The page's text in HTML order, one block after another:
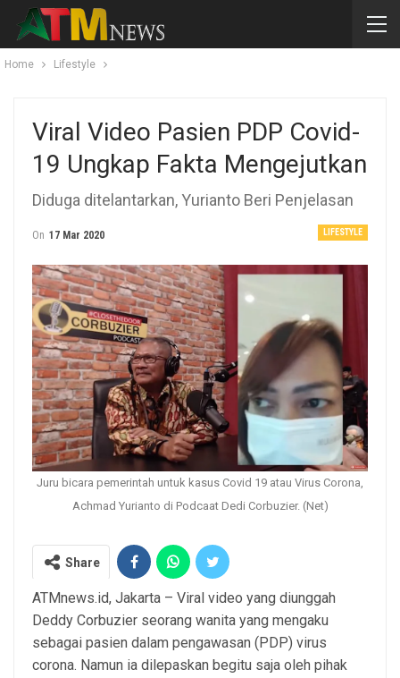
Home Lifestyle
Viral Video Pasien PDP Covid-
19 Ungkap Fakta Mengejutkan
Diduga ditelantarkan, Yurianto Beri Penjelasan
LIFESTYLE
On 17 Mar 2020
Juru bicara pemerintah untuk kasus Covid 19 atau Virus Corona,
Achmad Yurianto di Podcaat Dedi Corbuzier. (Net)
Share
ATMnews.id, Jakarta – Viral video yang diunggah
Deddy Corbuzier seorang wanita yang mengaku
sebagai pasien dalam pengawasan (PDP) virus
corona. Namun ia dilepaskan begitu saja oleh pihak